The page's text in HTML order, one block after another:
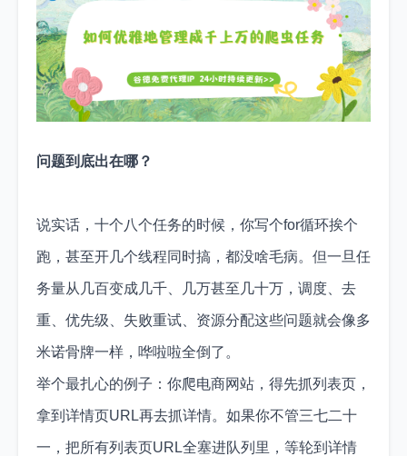
问题到底出在哪？
说实话，十个八个任务的时候，你写个for循环挨个
跑，甚至开几个线程同时搞，都没啥毛病。但一旦任
务量从几百变成几千、几万甚至几十万，调度、去
重、优先级、失败重试、资源分配这些问题就会像多
米诺骨牌一样，哗啦啦全倒了。
举个最扎心的例子：你爬电商网站，得先抓列表页，
拿到详情页URL再去抓详情。如果你不管三七二十
一，把所有列表页URL全塞进队列里，等轮到详情